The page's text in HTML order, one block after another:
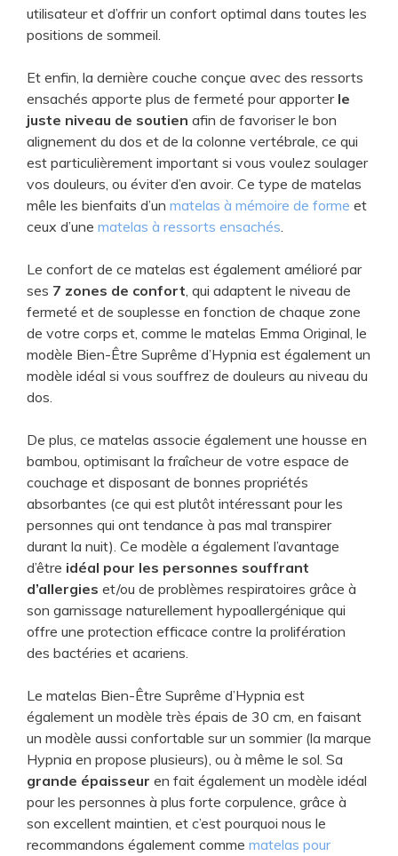
utilisateur et d’offrir un confort optimal dans toutes les
positions de sommeil.
Et enfin, la dernière couche conçue avec des ressorts
ensachés apporte plus de fermeté pour apporter le
juste niveau de soutien afin de favoriser le bon
alignement du dos et de la colonne vertébrale, ce qui
est particulièrement important si vous voulez soulager
vos douleurs, ou éviter d’en avoir. Ce type de matelas
mêle les bienfaits d’un matelas à mémoire de forme et
ceux d’une matelas à ressorts ensachés.
Le confort de ce matelas est également amélioré par
ses 7 zones de confort, qui adaptent le niveau de
fermeté et de souplesse en fonction de chaque zone
de votre corps et, comme le matelas Emma Original, le
modèle Bien-Être Suprême d’Hypnia est également un
modèle idéal si vous souffrez de douleurs au niveau du
dos.
De plus, ce matelas associe également une housse en
bambou, optimisant la fraîcheur de votre espace de
couchage et disposant de bonnes propriétés
absorbantes (ce qui est plutôt intéressant pour les
personnes qui ont tendance à pas mal transpirer
durant la nuit). Ce modèle a également l’avantage
d’être idéal pour les personnes souffrant
d’allergies et/ou de problèmes respiratoires grâce à
son garnissage naturellement hypoallergénique qui
offre une protection efficace contre la prolifération
des bactéries et acariens.
Le matelas Bien-Être Suprême d’Hypnia est
également un modèle très épais de 30 cm, en faisant
un modèle aussi confortable sur un sommier (la marque
Hypnia en propose plusieurs), ou à même le sol. Sa
grande épaisseur en fait également un modèle idéal
pour les personnes ​à plus forte corpulence, grâce à
son excellent maintien, et c’est pourquoi nous le
recommandons également comme matelas pour